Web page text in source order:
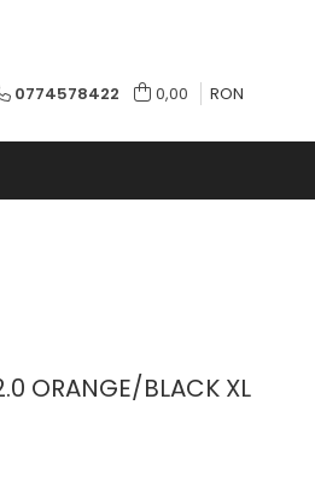
0774578422 0,00 RON
ORANGE/BLACK XL